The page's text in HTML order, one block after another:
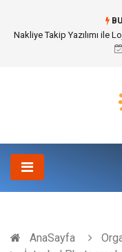
Galericilik
AnaSayfa